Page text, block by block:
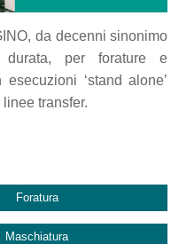
da decenni sinonimo
per forature e
esecuzioni ‘stand alone’
transfer.
Foratura
Maschiatura